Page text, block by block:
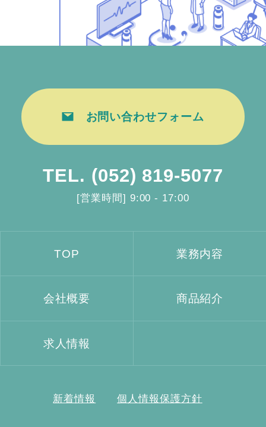
お問い合わせフォーム
TEL. (052) 819-5077
[営業時間] 9:00 - 17:00
TOP 業務内容
会社概要 商品紹介
求人情報
新着情報 個人情報保護方針